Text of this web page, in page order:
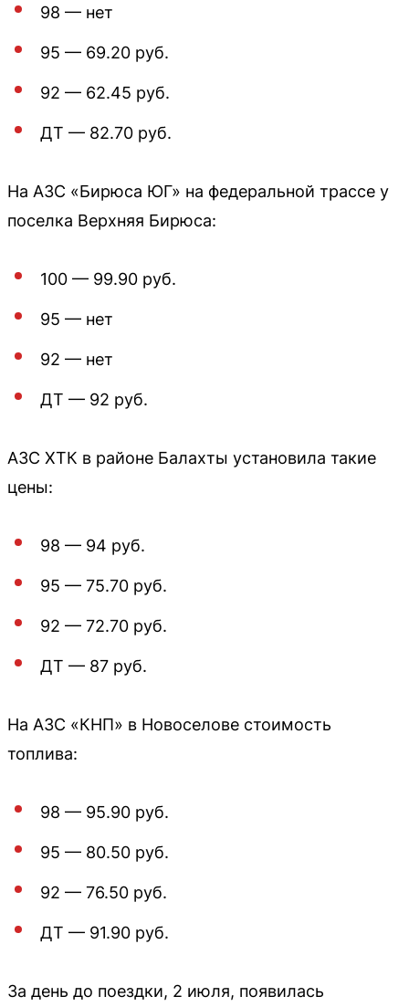
98 — нет
95 — 69.20 руб.
92 — 62.45 руб.
ДТ — 82.70 руб.
На АЗС «Бирюса ЮГ» на федеральной трассе у
поселка Верхняя Бирюса:
100 — 99.90 руб.
95 — нет
92 — нет
ДТ — 92 руб.
АЗС ХТК в районе Балахты установила такие
цены:
98 — 94 руб.
95 — 75.70 руб.
92 — 72.70 руб.
ДТ — 87 руб.
На АЗС «КНП» в Новоселове стоимость
топлива:
98 — 95.90 руб.
95 — 80.50 руб.
92 — 76.50 руб.
ДТ — 91.90 руб.
За день до поездки, 2 июля, появилась